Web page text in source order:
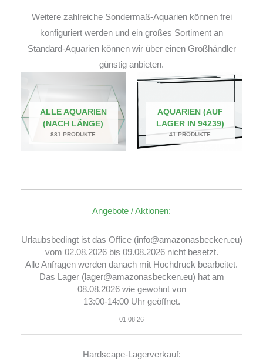
Weitere zahlreiche Sondermaß-Aquarien können frei
konfiguriert werden und ein großes Sortiment an
Standard-Aquarien können wir über einen Großhändler
günstig anbieten.
ALLE AQUARIEN
(NACH LÄNGE)
881 PRODUKTE
AQUARIEN (AUF
LAGER IN 94239)
41 PRODUKTE
Angebote / Aktionen:
Urlaubsbedingt ist das Office (info@amazonasbecken.eu)
vom 02.08.2026 bis 09.08.2026 nicht besetzt.
Alle Anfragen werden danach mit Hochdruck bearbeitet.
Das Lager (lager@amazonasbecken.eu) hat am
08.08.2026 wie gewohnt von
13:00-14:00 Uhr geöffnet.
01.08.26
Hardscape-Lagerverkauf: